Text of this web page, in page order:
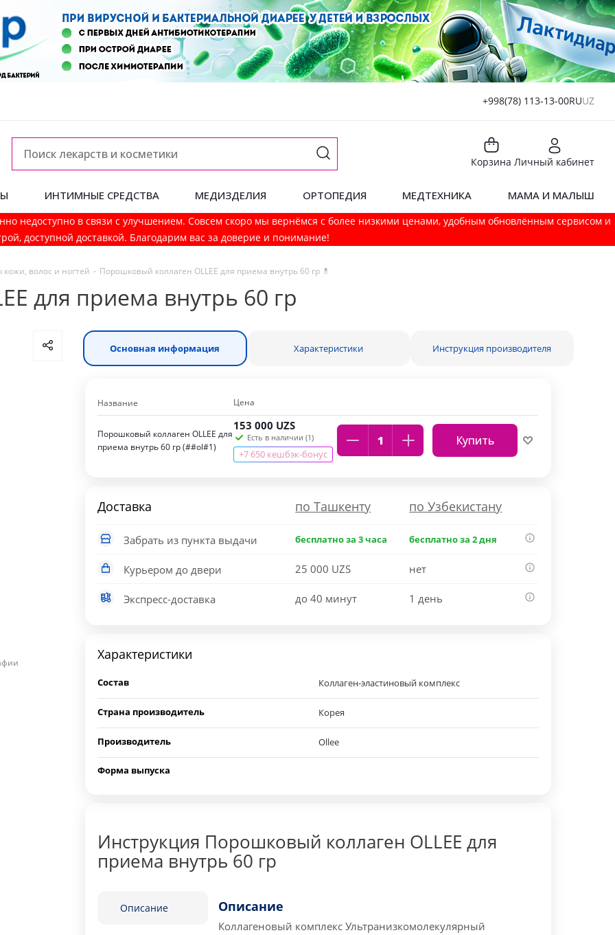
+998(78) 113-13-00RUUZ
Корзина Личный кабинет
ИНТИМНЫЕ СРЕДСТВА МЕДИЗДЕЛИЯ ОРТОПЕДИЯ МЕДТЕХНИКА МАМА И МАЛЫШ
недоступно в связи с улучшением. Совсем скоро мы вернёмся с более низкими ценами, удобным обновлённым сервисом и
доступной доставкой. Благодарим вас за доверие и понимание!
волос и ногтей - Порошковый коллаген OLLEE для приема внутрь 60 гр 💊
для приема внутрь 60 гр
Основная информация Характеристики Инструкция производителя
Название Цена
Порошковый коллаген OLLEE для
приема внутрь 60 гр (##ol#1)
153 000 UZS
Есть в наличии (1)
+7 650 кешбэк-бонус
Купить
Доставка по Ташкенту по Узбекистану
Забрать из пункта выдачи бесплатно за 3 часа бесплатно за 2 дня
Курьером до двери 25 000 UZS нет
Экспресс-доставка до 40 минут 1 день
Характеристики
Состав Коллаген-эластиновый комплекс
Страна производитель Корея
Производитель Ollee
Форма выпуска
Инструкция Порошковый коллаген OLLEE для
приема внутрь 60 гр
Описание Описание
Коллагеновый комплекс Ультранизкомолекулярный